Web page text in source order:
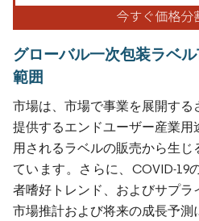
グローバル一次包装ラベ
範囲
市場は、市場で事業を展開す
提供するエンドユーザー産業
用されるラベルの販売から生
ています。さらに、COVID-19
者嗜好トレンド、およびサプ
市場推計および将来の成長予